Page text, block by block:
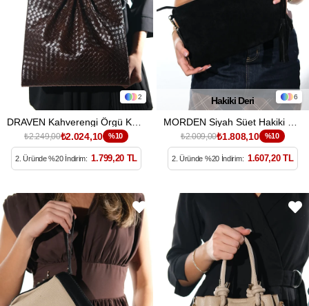
2
₺2.249,00₺2.024,10 %10
2. Üründe %20 İndirim: 1.799,20 TL
6
₺2.009,00₺1.808,10 %10
2. Üründe %20 İndirim: 1.607,20 TL
Hakiki Deri